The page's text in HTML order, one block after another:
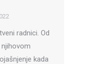
radnici. Od
kada